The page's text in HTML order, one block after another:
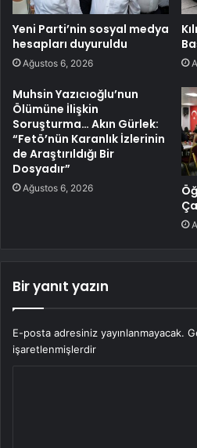
Yeni Parti’nin sosyal medya
hesapları duyuruldu
Ağustos 6, 2026
Muhsin Yazıcıoğlu’nun
Ölümüne İlişkin
Soruşturma… Akın Gürlek:
“Fetö’nün Karanlık İzlerinin
de Araştırıldığı Bir
Dosyadır”
Ağustos 6, 2026
Bir yanıt yazın
E-posta adresiniz yayınlanmayacak.
işaretlenmişlerdir